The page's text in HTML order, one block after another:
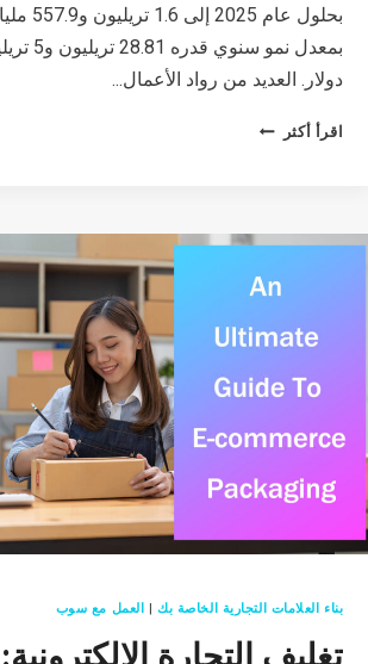
بحلول عام
بمعدل نمو سنوي قدره
دولار. العديد من رواد الأعمال...
اقرأ أكثر
HOW
DROPSHIPPING
2026:
14
AGENTS
بناء العلامات التجارية الخاصة بك| العمل مع سوب